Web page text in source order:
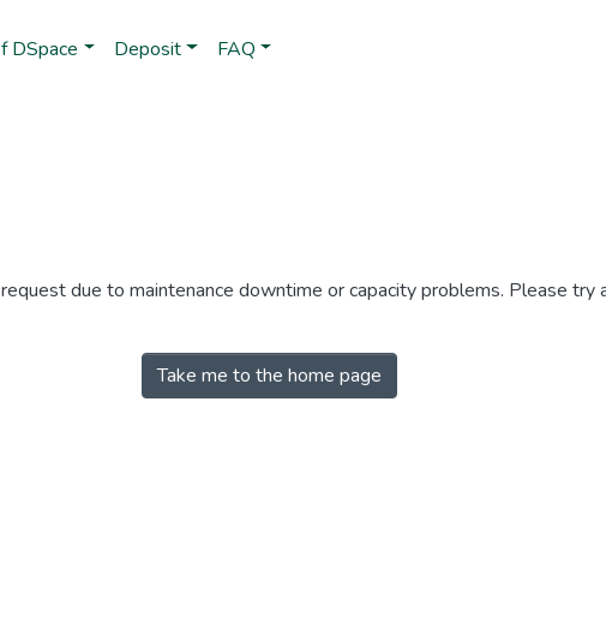
DSpace Deposit FAQ
due to maintenance downtime or capacity problems. Please try
Take me to the home page